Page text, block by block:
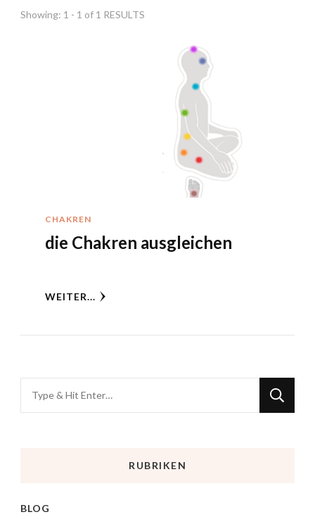
Showing: 1 - 1 of 1 RESULTS
CHAKREN
die Chakren ausgleichen
WEITER...
RUBRIKEN
BLOG